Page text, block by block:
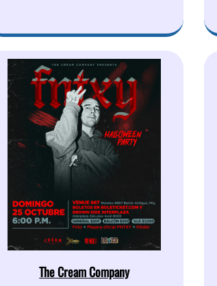
The Cream Company